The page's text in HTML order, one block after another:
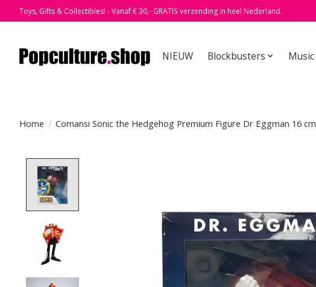
Toys, Gifts & Collectibles! - Vanaf € 30,- GRATIS verzending in heel Nederland.
NIEUW Blockbusters Music
Home / Comansi Sonic the Hedgehog Premium Figure Dr Eggman 16 cm